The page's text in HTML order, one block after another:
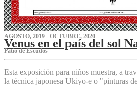
AGOSTO, 2019 - OCTUBRE, 2020
Venus en el país del sol
P‌atio de Escudos
Esta exposición para niños muestra, a
la técnica japonesa Ukiyo-e o "pinturas